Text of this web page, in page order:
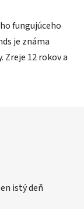
fungujúceho
je známa
Zreje 12 rokov a
istý deň